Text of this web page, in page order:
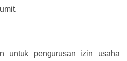
untuk pengurusan izin usaha